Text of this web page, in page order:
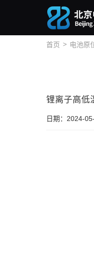
首页 > 电池原
锂离子高低
日期：2024-